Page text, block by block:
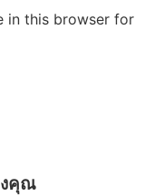
in this browser for
คุณ